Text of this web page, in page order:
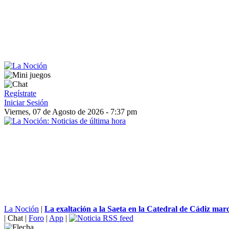
Regístrate
Iniciar Sesión
Viernes, 07 de Agosto de 2026 - 7:37 pm
La Noción | La exaltación a la Saeta en la Catedral de Cádiz
| Chat | Foro | App |